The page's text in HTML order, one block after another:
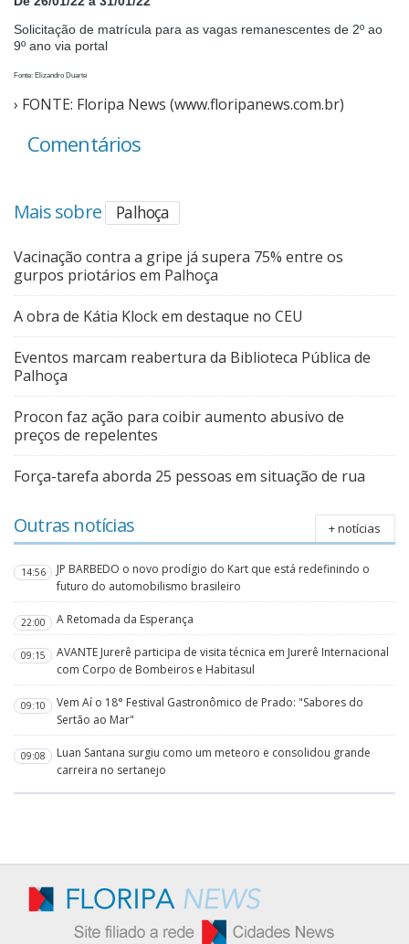
Solicitação de matrícula para as vagas remanescentes de 2º ao
9º ano via portal
Fonte: Elizandro Duarte
› FONTE: Floripa News (www.floripanews.com.br)
Comentários
Mais sobre Palhoça
Vacinação contra a gripe já supera 75% entre os
gurpos priotários em Palhoça
A obra de Kátia Klock em destaque no CEU
Eventos marcam reabertura da Biblioteca Pública de
Palhoça
Procon faz ação para coibir aumento abusivo de
preços de repelentes
Força-tarefa aborda 25 pessoas em situação de rua
Outras notícias + notícias
14:56
JP BARBEDO o novo prodígio do Kart que está redefinindo o
futuro do automobilismo brasileiro
22:00 A Retomada da Esperança
09:15
AVANTE Jurerê participa de visita técnica em Jurerê Internacional
com Corpo de Bombeiros e Habitasul
09:10
Vem Aí o 18° Festival Gastronômico de Prado: "Sabores do
Sertão ao Mar"
09:08
Luan Santana surgiu como um meteoro e consolidou grande
carreira no sertanejo